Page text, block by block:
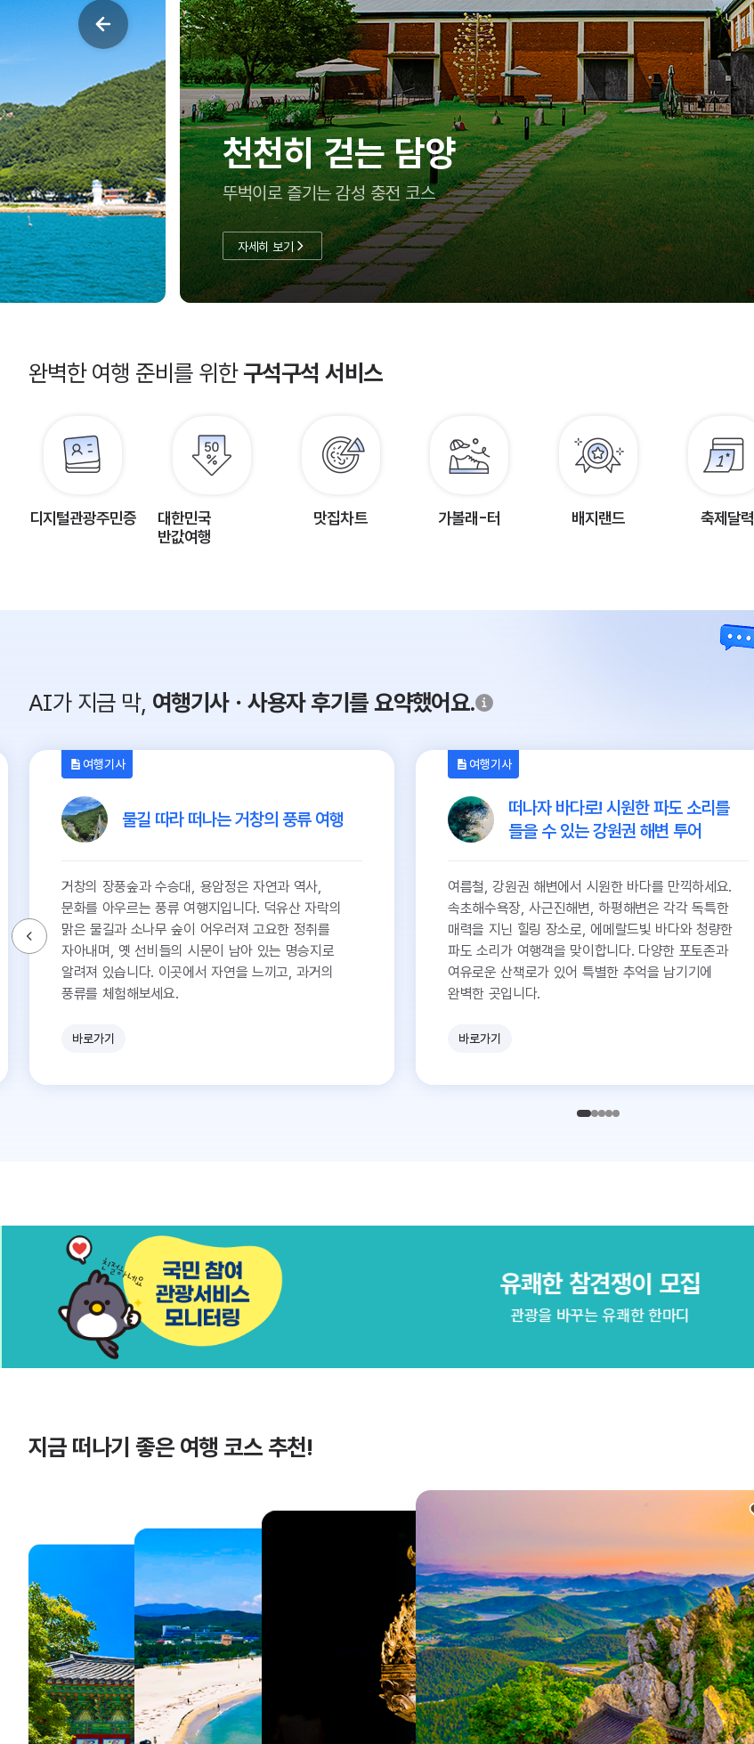
여름방학, 아이랑 어디 가지?
충남투어패스로 실속 있게 즐기는 태안 여행
자세히 보기
완벽한 여행 준비를 위한구석구석 서비스
디지털관광주민증
대한민국
반값여행
맛집차트 가볼래-터 배지랜드 축제달력
AI가 지금 막, 여행기사ㆍ사용자 후기를 요약했어요.
여행기사
물길 따라 떠나는 거창의 풍류 여행
거창의 장풍숲과 수승대, 용암정은 자연과 역사,
문화를 아우르는 풍류 여행지입니다. 덕유산 자락의
맑은 물길과 소나무 숲이 어우러져 고요한 정취를
자아내며, 옛 선비들의 시문이 남아 있는 명승지로
알려져 있습니다. 이곳에서 자연을 느끼고, 과거의
풍류를 체험해보세요.
바로가기
여행기사
떠나자 바다로! 시원한 파도 소리를
들을 수 있는 강원권 해변 투어
여름철, 강원권 해변에서 시원한 바다를 만끽하세요.
속초해수욕장, 사근진해변, 하평해변은 각각 독특한
매력을 지닌 힐링 장소로, 에메랄드빛 바다와 청량한
파도 소리가 여행객을 맞이합니다. 다양한 포토존과
여유로운 산책로가 있어 특별한 추억을 남기기에
완벽한 곳입니다.
바로가기
유쾌한 참견쟁이 모집
관광을 바꾸는 유쾌한 한마디
지금 떠나기 좋은 여행 코스 추천!